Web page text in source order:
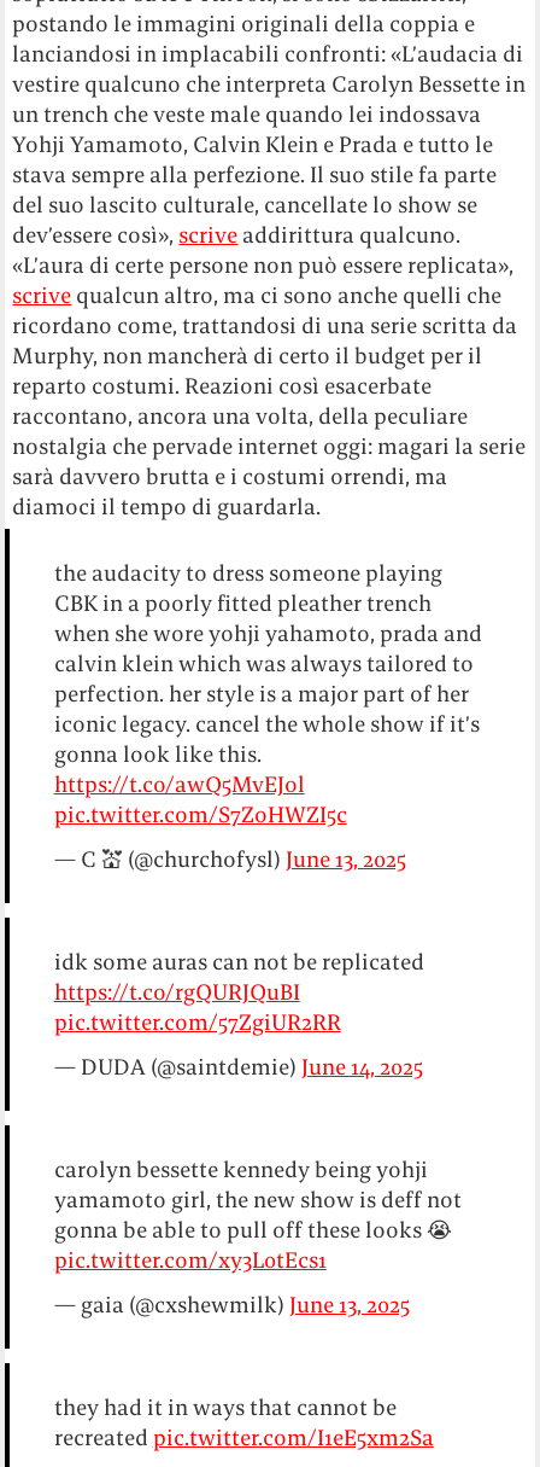
postando le immagini originali della coppia e
lanciandosi in implacabili confronti: «L’audacia di
vestire qualcuno che interpreta Carolyn Bessette in
un trench che veste male quando lei indossava
Yohji Yamamoto, Calvin Klein e Prada e tutto le
stava sempre alla perfezione. Il suo stile fa parte
del suo lascito culturale, cancellate lo show se
dev’essere così», scrive addirittura qualcuno.
«L’aura di certe persone non può essere replicata»,
scrive qualcun altro, ma ci sono anche quelli che
ricordano come, trattandosi di una serie scritta da
Murphy, non mancherà di certo il budget per il
reparto costumi. Reazioni così esacerbate
raccontano, ancora una volta, della peculiare
nostalgia che pervade internet oggi: magari la serie
sarà davvero brutta e i costumi orrendi, ma
diamoci il tempo di guardarla.
the audacity to dress someone playing
CBK in a poorly fitted pleather trench
when she wore yohji yahamoto, prada and
calvin klein which was always tailored to
perfection. her style is a major part of her
iconic legacy. cancel the whole show if it’s
gonna look like this.
https://t.co/awQ5MvEJol
pic.twitter.com/S7ZoHWZI5c
— C 💒 (@churchofysl) June 13, 2025
idk some auras can not be replicated
https://t.co/rgQURJQuBI
pic.twitter.com/57ZgiUR2RR
— DUDA (@saintdemie) June 14, 2025
carolyn bessette kennedy being yohji
yamamoto girl, the new show is deff not
gonna be able to pull off these looks 😭
pic.twitter.com/xy3L0tEcs1
— gaia (@cxshewmilk) June 13, 2025
they had it in ways that cannot be
recreated pic.twitter.com/I1eE5xm2Sa